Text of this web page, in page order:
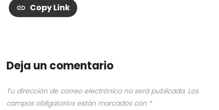
Copy Link
Deja un comentario
Tu dirección de correo electrónico no será publicada. Los
campos obligatorios están marcados con *